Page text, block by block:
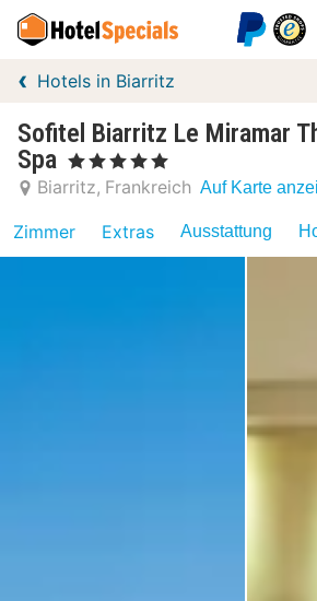
Hotels in Biarritz
Sofitel Biarritz Le Miramar
Spa
, 5 Sterne
Biarritz Frankreich Auf Karte
Zimmer Extras Ausstattung